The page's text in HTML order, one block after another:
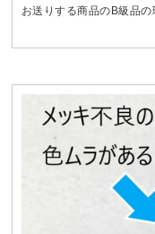
お送りする商品のB級品の